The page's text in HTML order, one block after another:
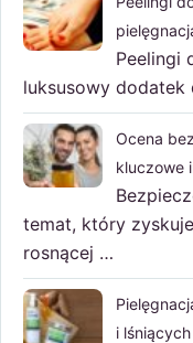
Peelingi
luksusowy
Ocena
kluczowe
temat, który
rosnącej …
i lśniących